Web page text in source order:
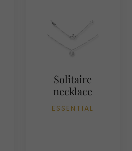
Solitaire
necklace
ESSENTIAL